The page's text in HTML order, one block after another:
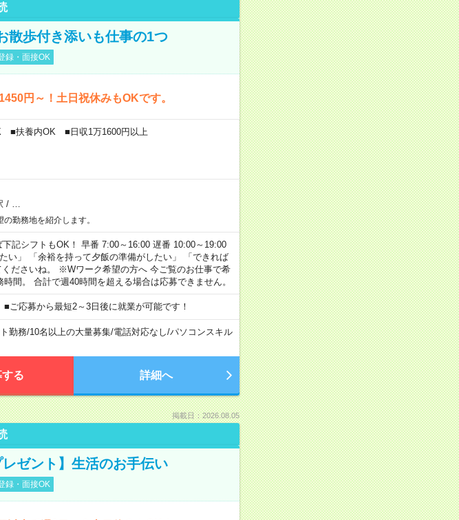
散歩付き添いも仕事の1つ
録・面接OK
円～！土日祝休みもOKです。
■扶養内OK ■日収1万1600円以上
/
勤務地を紹介します。
記シフトもOK！ 早番 7:00～16:00 遅番 10:00～19:00
い」 「余裕を持って夕飯の準備がしたい」 「できれば
ださいね。 ※Wワーク希望の方へ 今ご覧のお仕事で希
間。 合計で週40時間を超える場合は応募できません。
ご応募から最短2～3日後に就業が可能です！
勤務/10名以上の大量募集/電話対応なし/パソコンスキル
る 詳細へ
掲載日：2026.08.05
ゼント】生活のお手伝い
録・面接OK